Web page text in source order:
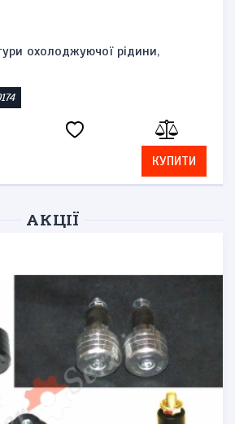
охолоджуючої рідини,
КУПИТИ
АКЦІЇ